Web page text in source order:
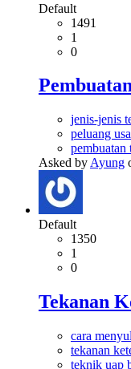
Default
1491
1
0
jenis-jenis
peluang
pembuatan
Asked by Ayung
Default
1350
1
0
Tekanan
cara
tekanan
teknik uap